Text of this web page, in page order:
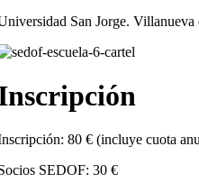
San Jorge.
80 € (incluye cuota
SEDOF: 30 €